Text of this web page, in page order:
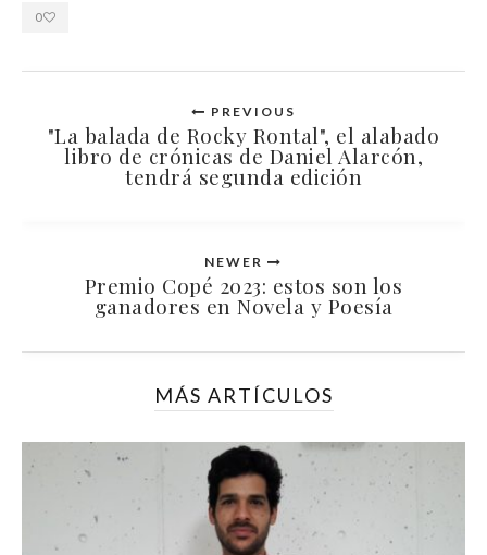
0
PREVIOUS
"La balada de Rocky Rontal", el alabado
libro de crónicas de Daniel Alarcón,
tendrá segunda edición
NEWER
Premio Copé 2023: estos son los
ganadores en Novela y Poesía
MÁS ARTÍCULOS